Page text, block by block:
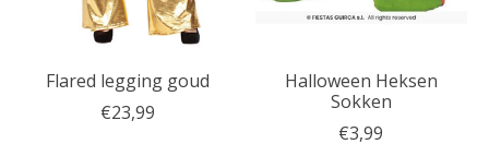
Flared legging goud
€23,99
Halloween Heksen
Sokken
€3,99